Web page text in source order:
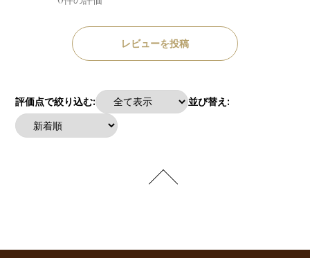
レビューを投稿
評価点で絞り込む: 並び替え: